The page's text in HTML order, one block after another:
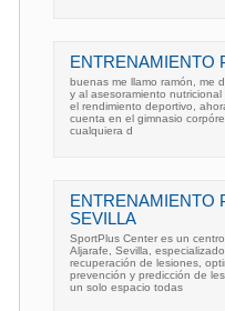
ENTRENAMIENTO
buenas me llamo ramón, me
y al asesoramiento
el rendimiento deportivo,
cuenta en el gimnasio
cualquiera d
ENTRENAMIENTO
SEVILLA
SportPlus Center es un
Aljarafe, Sevilla,
recuperación de lesiones,
prevención y predicción de
un solo espacio todas